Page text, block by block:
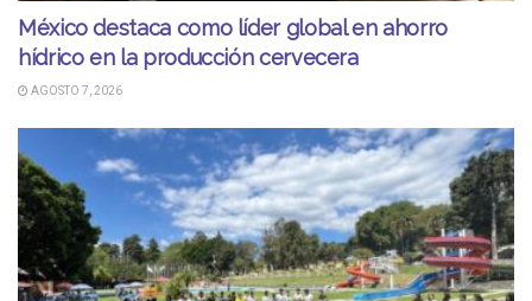
México destaca como líder global en ahorro
hídrico en la producción cervecera
AGOSTO 7, 2026